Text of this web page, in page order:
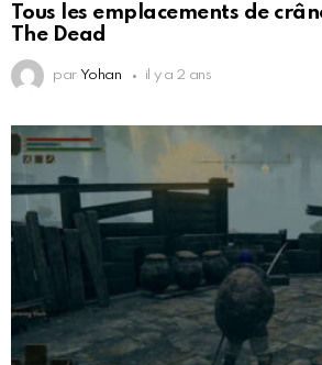
Tous les emplacements de
The Dead
par Yohan il y a 2 ans